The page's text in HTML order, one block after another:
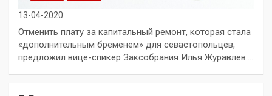
13-04-2020
Отменить плату за капитальный ремонт, которая стала
«дополнительным бременем» для севастопольцев,
предложил вице-спикер Заксобрания Илья Журавлев.…